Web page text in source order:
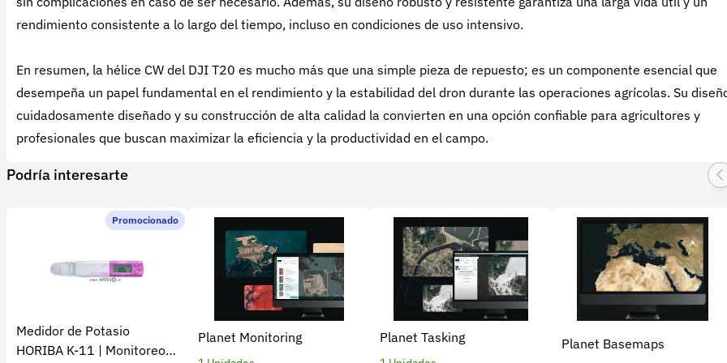
rendimiento consistente a lo largo del tiempo, incluso en condiciones de uso intensivo.
En resumen, la hélice CW del DJI T20 es mucho más que una simple pieza de repuesto; es un componente esencial que
desempeña un papel fundamental en el rendimiento y la estabilidad del dron durante las operaciones agrícolas. Su
cuidadosamente diseñado y su construcción de alta calidad la convierten en una opción confiable para agricultores y
profesionales que buscan maximizar la eficiencia y la productividad en el campo.
Podría interesarte
Promocionado
Medidor de Potasio
HORIBA K-11 | Monitoreo
Planet Monitoring Planet Tasking Planet Basemaps